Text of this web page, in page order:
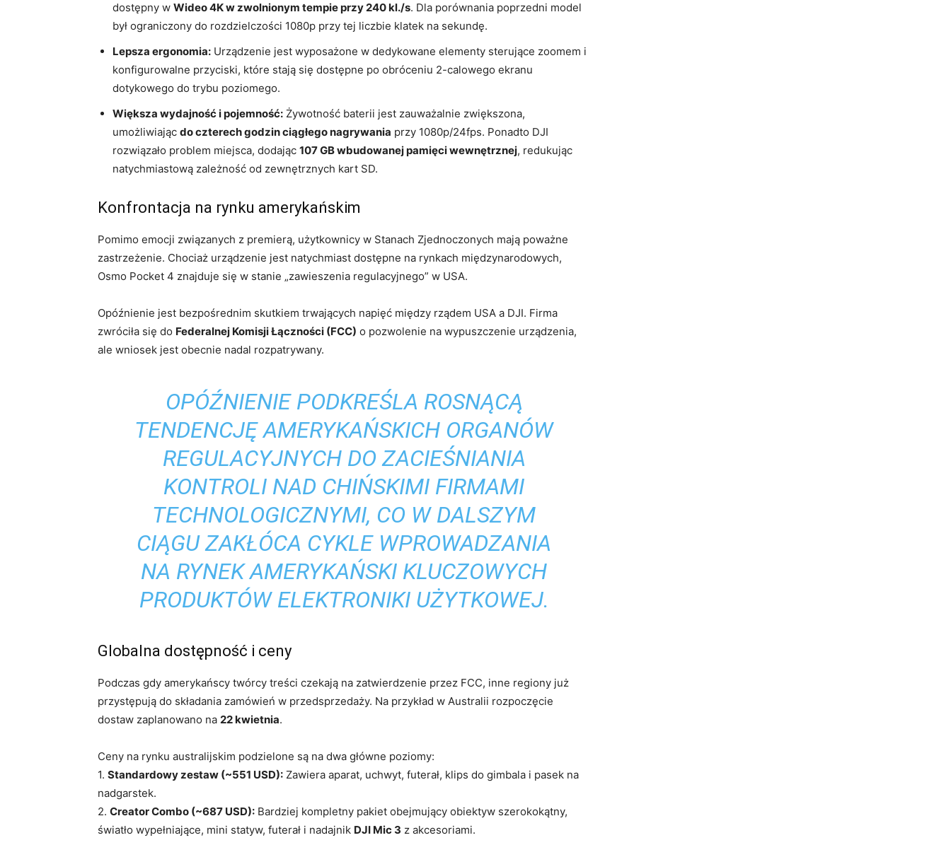
dostępny w Wideo 4K w zwolnionym tempie przy 240 kl./s. Dla porównania poprzedni model
był ograniczony do rozdzielczości 1080p przy tej liczbie klatek na sekundę.
Lepsza ergonomia: Urządzenie jest wyposażone w dedykowane elementy sterujące zoomem i
konfigurowalne przyciski, które stają się dostępne po obróceniu 2-calowego ekranu
dotykowego do trybu poziomego.
Większa wydajność i pojemność: Żywotność baterii jest zauważalnie zwiększona,
umożliwiając do czterech godzin ciągłego nagrywania przy 1080p/24fps. Ponadto DJI
rozwiązało problem miejsca, dodając 107 GB wbudowanej pamięci wewnętrznej, redukując
natychmiastową zależność od zewnętrznych kart SD.
Konfrontacja na rynku amerykańskim
Pomimo emocji związanych z premierą, użytkownicy w Stanach Zjednoczonych mają poważne
zastrzeżenie. Chociaż urządzenie jest natychmiast dostępne na rynkach międzynarodowych,
Osmo Pocket 4 znajduje się w stanie „zawieszenia regulacyjnego” w USA.
Opóźnienie jest bezpośrednim skutkiem trwających napięć między rządem USA a DJI. Firma
zwróciła się do Federalnej Komisji Łączności (FCC) o pozwolenie na wypuszczenie urządzenia,
ale wniosek jest obecnie nadal rozpatrywany.
OPÓŹNIENIE PODKREŚLA ROSNĄCĄ
TENDENCJĘ AMERYKAŃSKICH ORGANÓW
REGULACYJNYCH DO ZACIEŚNIANIA
KONTROLI NAD CHIŃSKIMI FIRMAMI
TECHNOLOGICZNYMI, CO W DALSZYM
CIĄGU ZAKŁÓCA CYKLE WPROWADZANIA
NA RYNEK AMERYKAŃSKI KLUCZOWYCH
PRODUKTÓW ELEKTRONIKI UŻYTKOWEJ.
Globalna dostępność i ceny
Podczas gdy amerykańscy twórcy treści czekają na zatwierdzenie przez FCC, inne regiony już
przystępują do składania zamówień w przedsprzedaży. Na przykład w Australii rozpoczęcie
dostaw zaplanowano na 22 kwietnia.
Ceny na rynku australijskim podzielone są na dwa główne poziomy:
1. Standardowy zestaw (~551 USD): Zawiera aparat, uchwyt, futerał, klips do gimbala i pasek na
nadgarstek.
2. Creator Combo (~687 USD): Bardziej kompletny pakiet obejmujący obiektyw szerokokątny,
światło wypełniające, mini statyw, futerał i nadajnik DJI Mic 3 z akcesoriami.